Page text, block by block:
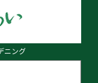
ニング